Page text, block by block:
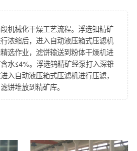
机械化干燥工艺流程。浮选钼精矿
浓缩后，进入自动液压箱式压滤机
选作业，滤饼输送到粉体干燥机进
水≤4%。浮选钨精矿经泵打入深锥
入自动液压箱式压滤机进行压滤，
饼堆放到精矿库。